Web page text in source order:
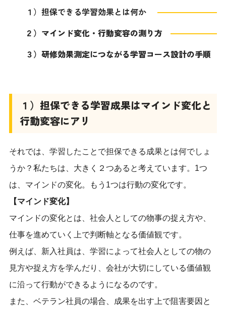
１）担保できる学習効果とは何か
２）マインド変化・行動変容の測り方
３）研修効果測定につながる学習コース設計の手順
１）担保できる学習成果はマインド変化と
行動変容にアリ
それでは、学習したことで担保できる成果とは何でしょ
うか？私たちは、大きく２つあると考えています。1つ
は、マインドの変化。もう1つは行動の変化です。
【マインド変化】
マインドの変化とは、社会人としての物事の捉え方や、
仕事を進めていく上で判断軸となる価値観です。
例えば、新入社員は、学習によって社会人としての物の
見方や捉え方を学んだり、会社が大切にしている価値観
に沿って行動ができるようになるのです。
また、ベテラン社員の場合、成果を出す上で阻害要因と